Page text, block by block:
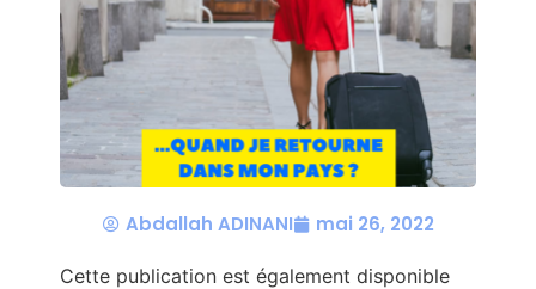
Abdallah ADINANI mai 26, 2022
Cette publication est également disponible